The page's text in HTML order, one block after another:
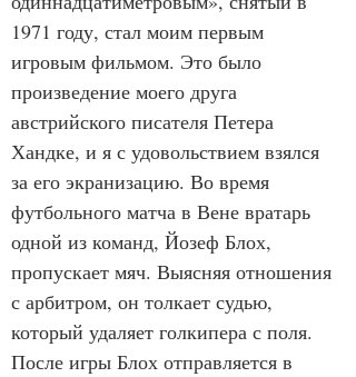
1971 году, стал моим первым
игровым фильмом. Это было
произведение моего друга
австрийского писателя Петера
Хандке, и я с удовольствием взялся
за его экранизацию. Во время
футбольного матча в Вене вратарь
одной из команд, Йозеф Блох,
пропускает мяч. Выясняя отношения
с арбитром, он толкает судью,
который удаляет голкипера с поля.
После игры Блох отправляется в